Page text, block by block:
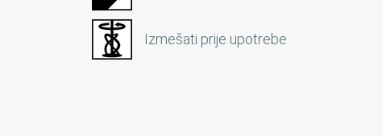
Izmešati prije upotrebe